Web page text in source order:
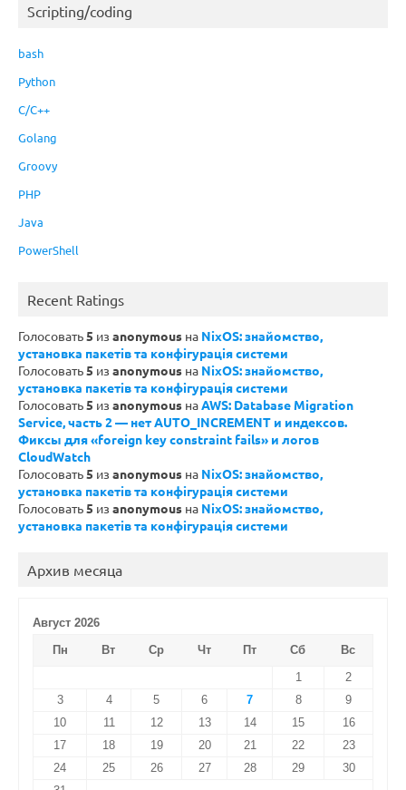
Scripting/coding
bash
Python
C/C++
Golang
Groovy
PHP
Java
PowerShell
Recent Ratings
Голосовать5 из anonymous на NixOS: знайомство,
установка пакетів та конфігурація системи
Голосовать5 из anonymous на NixOS: знайомство,
установка пакетів та конфігурація системи
Голосовать5 из anonymous наAWS: Database Migration
Service, часть 2 — нет AUTO_INCREMENT и индексов.
Фиксы для «foreign key constraint fails» и логов
CloudWatch
Голосовать5 из anonymous на NixOS: знайомство,
установка пакетів та конфігурація системи
Голосовать5 из anonymous на NixOS: знайомство,
установка пакетів та конфігурація системи
Архив месяца
Август 2026
Пн
Вт Ср Чт Пт Сб
Вс
1
2
3
4 5 6 7 8
9
10
11 12 13 14 15
16
17
18 19 20 21 22
23
24
25 26 27 28 29
30